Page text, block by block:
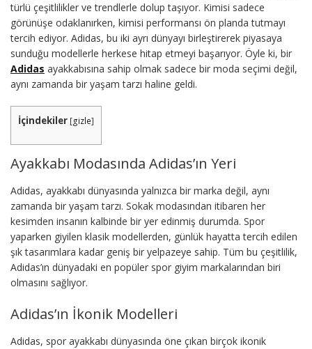
türlü çeşitlilikler ve trendlerle dolup taşıyor. Kimisi sadece
görünüşe odaklanırken, kimisi performansı ön planda tutmayı
tercih ediyor. Adidas, bu iki ayrı dünyayı birleştirerek piyasaya
sunduğu modellerle herkese hitap etmeyi başarıyor. Öyle ki, bir
Adidas ayakkabısına sahip olmak sadece bir moda seçimi değil,
aynı zamanda bir yaşam tarzı haline geldi.
İçindekiler [gizle]
Ayakkabı Modasında Adidas’ın Yeri
Adidas, ayakkabı dünyasında yalnızca bir marka değil, aynı
zamanda bir yaşam tarzı. Sokak modasından itibaren her
kesimden insanın kalbinde bir yer edinmiş durumda. Spor
yaparken giyilen klasik modellerden, günlük hayatta tercih edilen
şık tasarımlara kadar geniş bir yelpazeye sahip. Tüm bu çeşitlilik,
Adidas’ın dünyadaki en popüler spor giyim markalarından biri
olmasını sağlıyor.
Adidas’ın İkonik Modelleri
Adidas, spor ayakkabı dünyasında öne çıkan birçok ikonik